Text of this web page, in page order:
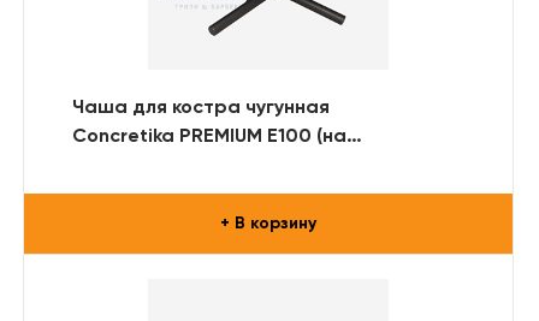
Чаша для костра чугунная
Concretika PREMIUM E100 (на
+ В корзину